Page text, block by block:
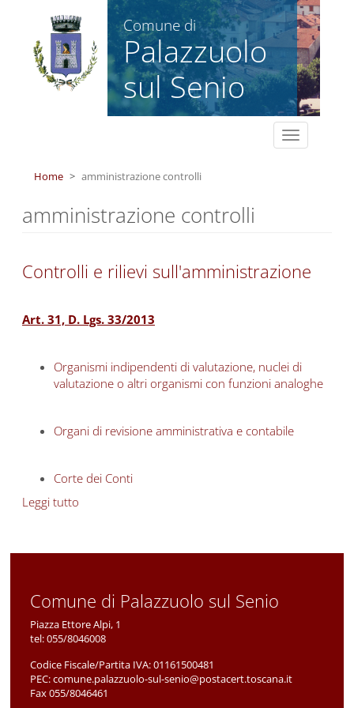
Salta al contenuto principale
Comune di
Palazzuolo
sul Senio
Toggle
navigation
Home
amministrazione controlli
amministrazione controlli
Controlli e rilievi sull'amministrazione
Art. 31, D. Lgs. 33/2013
Organismi indipendenti di valutazione, nuclei di
valutazione o altri organismi con funzioni analoghe
Organi di revisione amministrativa e contabile
Corte dei Conti
Leggi tutto
Comune di Palazzuolo sul Senio
Piazza Ettore Alpi, 1
tel:055/8046008
Codice Fiscale/Partita IVA:01161500481
PEC:comune.palazzuolo-sul-senio@postacert.toscana.it
Fax 055/8046461